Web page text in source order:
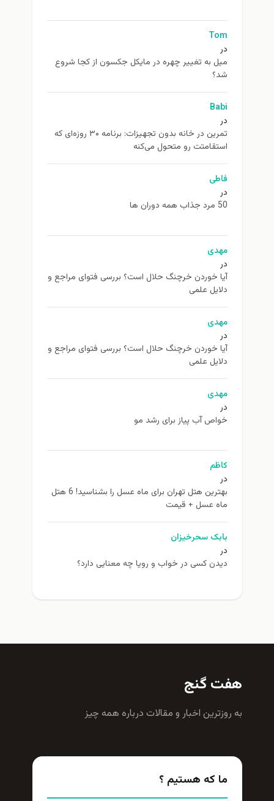
Tom
در
ميل به تغيير چهره در مایکل جکسون از كجا شروع
شد؟
Babi
در
تمرین در خانه بدون تجهیزات: برنامه ۳۰ روزه‌ای که
استقامتت رو متحول می‌کنه
فاطی
در
50 مرد جذاب همه دوران ها
مهدی
در
آیا خوردن خرچنگ حلال است؟ بررسی فتوای مراجع و
دلایل علمی
مهدی
در
آیا خوردن خرچنگ حلال است؟ بررسی فتوای مراجع و
دلایل علمی
مهدی
در
خواص آب پیاز برای رشد مو
کاظم
در
بهترین هتل تهران برای ماه عسل را بشناسید! 6 هتل
ماه عسل + قیمت
بابک سحرخیزان
در
دیدن کسی در خواب و رویا چه معنایی دارد؟
هفت گنج
به روزترين اخبار و مقالات درباره همه چيز
ما که هستیم ؟